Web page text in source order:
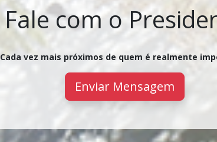
Fale com o
Cada vez mais próximos de quem é realmente
Enviar Mensagem